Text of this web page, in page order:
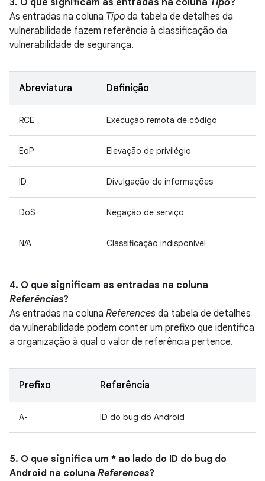
3. O que significam as entradas na coluna Tipo?
As entradas na coluna Tipo da tabela de detalhes da
vulnerabilidade fazem referência à classificação da
vulnerabilidade de segurança.
Abreviatura Definição
RCE Execução remota de código
EoP Elevação de privilégio
ID Divulgação de informações
DoS Negação de serviço
N/A Classificação indisponível
4. O que significam as entradas na coluna
Referências?
As entradas na coluna References da tabela de detalhes
da vulnerabilidade podem conter um prefixo que identifica
a organização à qual o valor de referência pertence.
Prefixo Referência
A- ID do bug do Android
5. O que significa um * ao lado do ID do bug do
Android na coluna References?